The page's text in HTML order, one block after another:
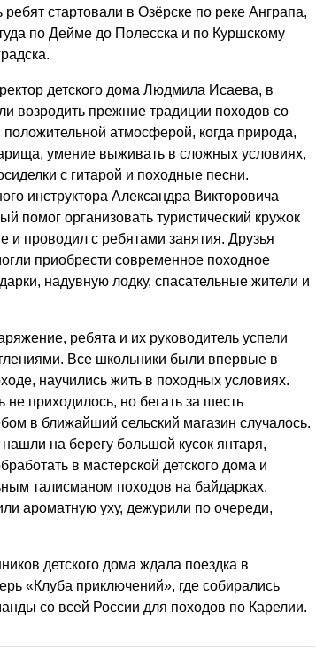
ребят стартовали в Озёрске по реке Анграпа,
по Дейме до Полесска и по Куршскому
детского дома Людмила Исаева, в
возродить прежние традиции походов со
атмосферой, когда природа,
умение выживать в сложных условиях,
с гитарой и походные песни.
инструктора Александра Викторовича
помог организовать туристический кружок
и проводил с ребятами занятия. Друзья
приобрести современное походное
надувную лодку, спасательные жители и
ребята и их руководитель успели
Все школьники были впервые в
научились жить в походных условиях.
не приходилось, но бегать за шесть
в ближайший сельский магазин случалось.
на берегу большой кусок янтаря,
в мастерской детского дома и
талисманом походов на байдарках.
ароматную уху, дежурили по очереди,
детского дома ждала поездка в
«Клуба приключений», где собирались
со всей России для походов по Карелии.